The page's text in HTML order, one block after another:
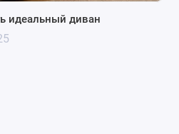
идеальный диван